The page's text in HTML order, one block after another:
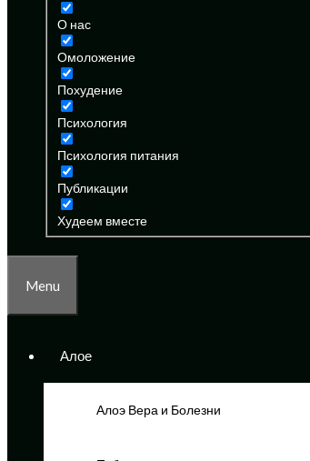
О нас
Омоложение
Похудение
Психология
Психология питания
Публикации
Худеем вместе
Menu
Алое
Алоэ Вера и Болезни